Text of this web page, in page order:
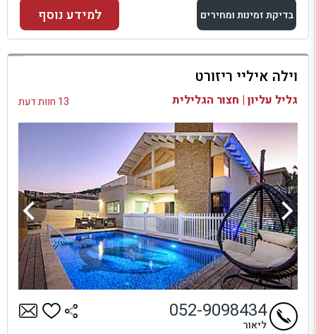
בדיקת זמינות ומחירים
למתחם זה
בדיקת זמינות ומחירים
למידע נוסף
וילה איליי ריזורט
גליל עליון | חצור הגלילית 13 חוות דעת
052-9098434
ליאור